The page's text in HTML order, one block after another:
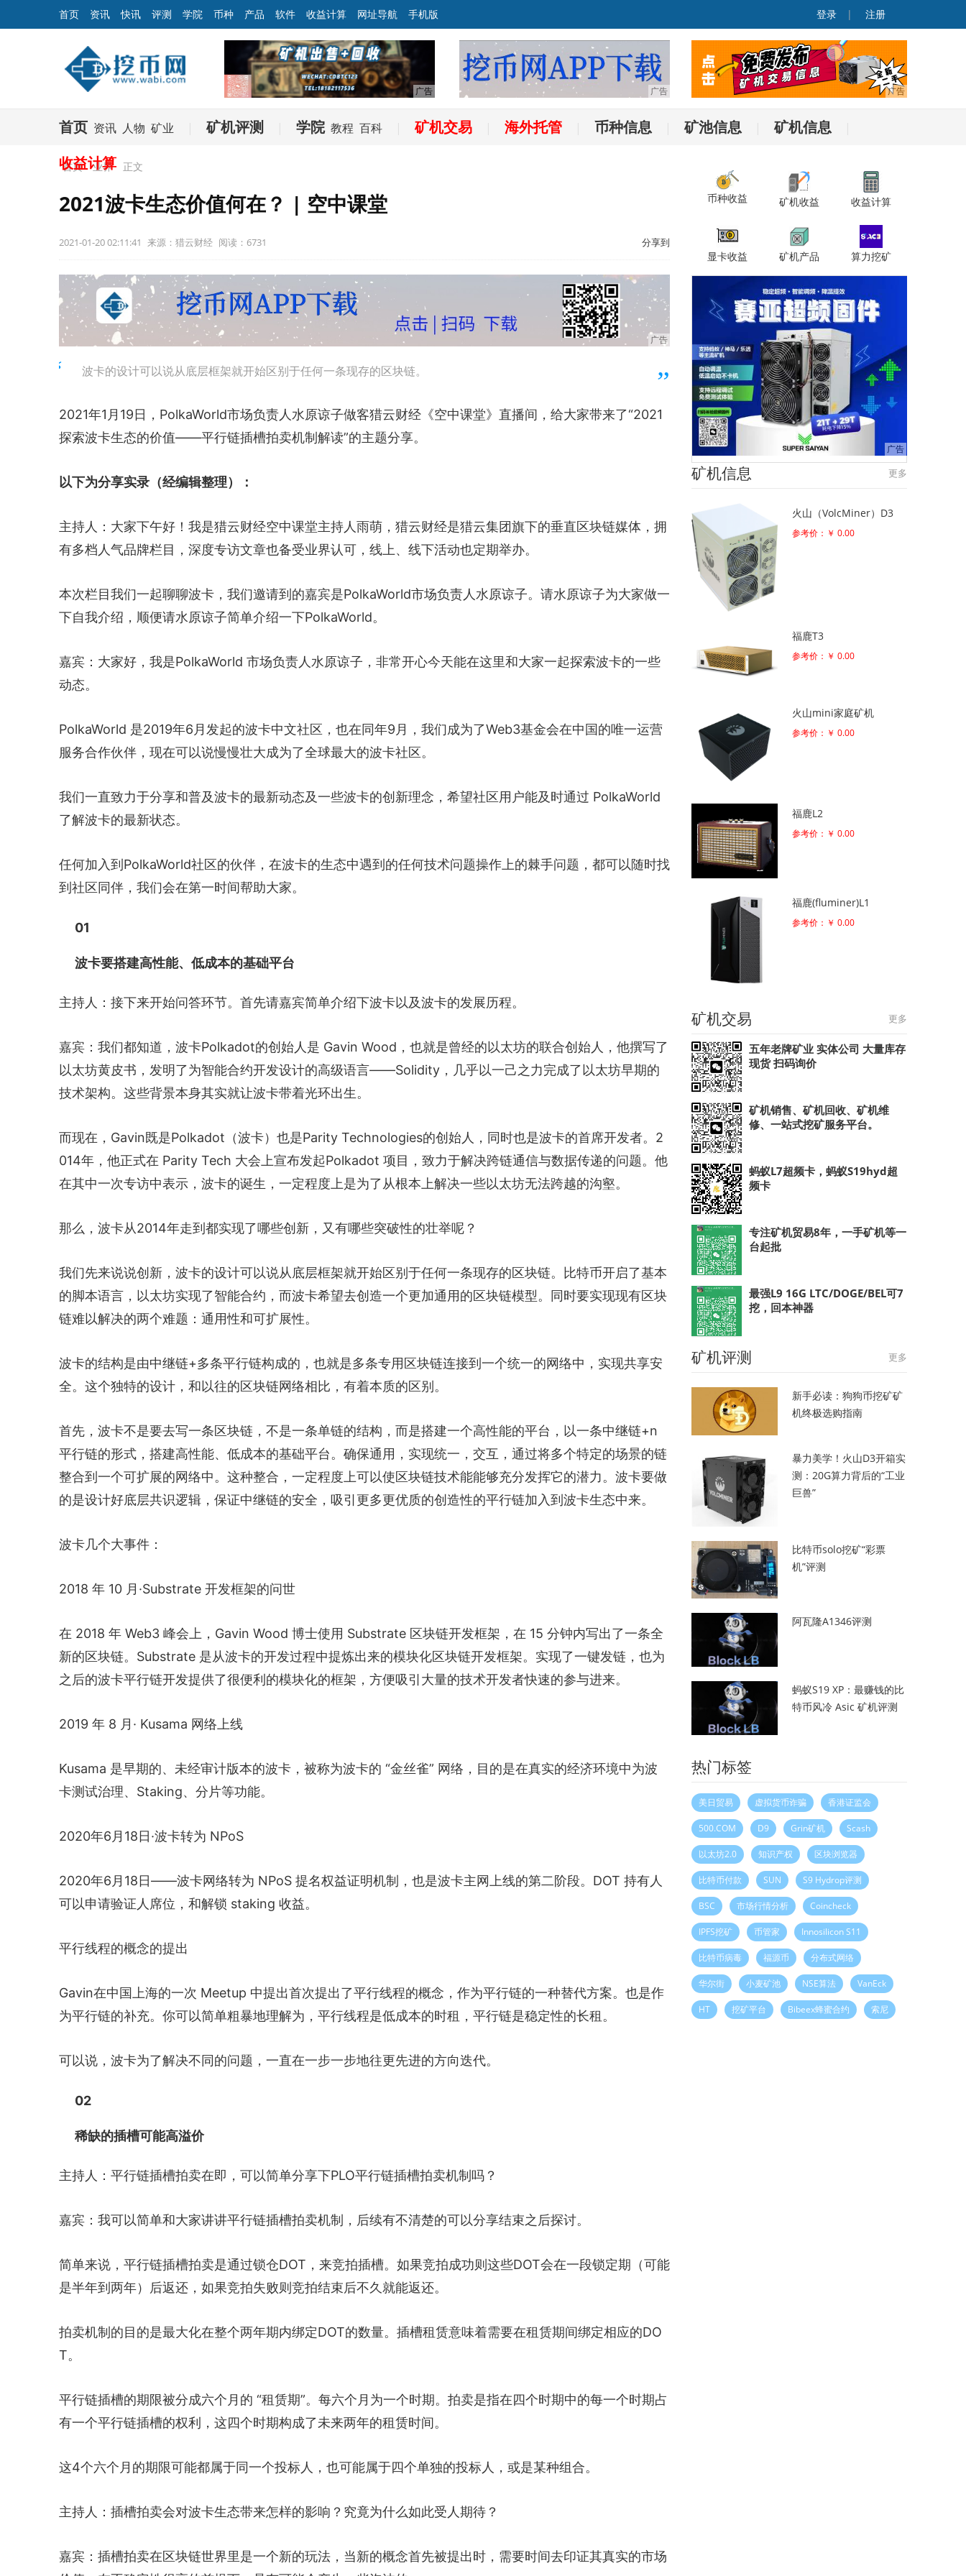
首页 资讯 快讯 评测 学院 币种 产品 软件 收益计算 网址导航 手机版 登录 | 注册
首页 资讯 人物 矿业 矿机评测 学院 教程 百科 矿机交易 海外托管 币种信息 矿池信息 矿机信息
收益计算
首页 业界 正文
2021波卡生态价值何在？ | 空中课堂
2021-01-20 02:11:41 来源：猎云财经 阅读：6731 分享到
波卡的设计可以说从底层框架就开始区别于任何一条现存的区块链。
2021年1月19日，PolkaWorld市场负责人水原谅子做客猎云财经《空中课堂》直播间，给大家带来了“2021
探索波卡生态的价值——平行链插槽拍卖机制解读”的主题分享。
以下为分享实录（经编辑整理）：
主持人：大家下午好！我是猎云财经空中课堂主持人雨萌，猎云财经是猎云集团旗下的垂直区块链媒体，拥
有多档人气品牌栏目，深度专访文章也备受业界认可，线上、线下活动也定期举办。
本次栏目我们一起聊聊波卡，我们邀请到的嘉宾是PolkaWorld市场负责人水原谅子。请水原谅子为大家做一
下自我介绍，顺便请水原谅子简单介绍一下PolkaWorld。
嘉宾：大家好，我是PolkaWorld 市场负责人水原谅子，非常开心今天能在这里和大家一起探索波卡的一些
动态。
PolkaWorld 是2019年6月发起的波卡中文社区，也在同年9月，我们成为了Web3基金会在中国的唯一运营
服务合作伙伴，现在可以说慢慢壮大成为了全球最大的波卡社区。
我们一直致力于分享和普及波卡的最新动态及一些波卡的创新理念，希望社区用户能及时通过 PolkaWorld
了解波卡的最新状态。
任何加入到PolkaWorld社区的伙伴，在波卡的生态中遇到的任何技术问题操作上的棘手问题，都可以随时找
到社区同伴，我们会在第一时间帮助大家。
01
波卡要搭建高性能、低成本的基础平台
主持人：接下来开始问答环节。首先请嘉宾简单介绍下波卡以及波卡的发展历程。
嘉宾：我们都知道，波卡Polkadot的创始人是 Gavin Wood，也就是曾经的以太坊的联合创始人，他撰写了
以太坊黄皮书，发明了为智能合约开发设计的高级语言——Solidity，几乎以一己之力完成了以太坊早期的
技术架构。这些背景本身其实就让波卡带着光环出生。
而现在，Gavin既是Polkadot（波卡）也是Parity Technologies的创始人，同时也是波卡的首席开发者。2
014年，他正式在 Parity Tech 大会上宣布发起Polkadot 项目，致力于解决跨链通信与数据传递的问题。他
在其中一次专访中表示，波卡的诞生，一定程度上是为了从根本上解决一些以太坊无法跨越的沟壑。
那么，波卡从2014年走到都实现了哪些创新，又有哪些突破性的壮举呢？
我们先来说说创新，波卡的设计可以说从底层框架就开始区别于任何一条现存的区块链。比特币开启了基本
的脚本语言，以太坊实现了智能合约，而波卡希望去创造一个更加通用的区块链模型。同时要实现现有区块
链难以解决的两个难题：通用性和可扩展性。
波卡的结构是由中继链+多条平行链构成的，也就是多条专用区块链连接到一个统一的网络中，实现共享安
全。这个独特的设计，和以往的区块链网络相比，有着本质的区别。
首先，波卡不是要去写一条区块链，不是一条单链的结构，而是搭建一个高性能的平台，以一条中继链+n
平行链的形式，搭建高性能、低成本的基础平台。确保通用，实现统一，交互，通过将多个特定的场景的链
整合到一个可扩展的网络中。这种整合，一定程度上可以使区块链技术能能够充分发挥它的潜力。波卡要做
的是设计好底层共识逻辑，保证中继链的安全，吸引更多更优质的创造性的平行链加入到波卡生态中来。
波卡几个大事件：
2018 年 10 月·Substrate 开发框架的问世
在 2018 年 Web3 峰会上，Gavin Wood 博士使用 Substrate 区块链开发框架，在 15 分钟内写出了一条全
新的区块链。Substrate 是从波卡的开发过程中提炼出来的模块化区块链开发框架。实现了一键发链，也为
之后的波卡平行链开发提供了很便利的模块化的框架，方便吸引大量的技术开发者快速的参与进来。
2019 年 8 月· Kusama 网络上线
Kusama 是早期的、未经审计版本的波卡，被称为波卡的 “金丝雀” 网络，目的是在真实的经济环境中为波
卡测试治理、Staking、分片等功能。
2020年6月18日·波卡转为 NPoS
2020年6月18日——波卡网络转为 NPoS 提名权益证明机制，也是波卡主网上线的第二阶段。DOT 持有人
可以申请验证人席位，和解锁 staking 收益。
平行线程的概念的提出
Gavin在中国上海的一次 Meetup 中提出首次提出了平行线程的概念，作为平行链的一种替代方案。也是作
为平行链的补充。你可以简单粗暴地理解为，平行线程是低成本的时租，平行链是稳定性的长租。
可以说，波卡为了解决不同的问题，一直在一步一步地往更先进的方向迭代。
02
稀缺的插槽可能高溢价
主持人：平行链插槽拍卖在即，可以简单分享下PLO平行链插槽拍卖机制吗？
嘉宾：我可以简单和大家讲讲平行链插槽拍卖机制，后续有不清楚的可以分享结束之后探讨。
简单来说，平行链插槽拍卖是通过锁仓DOT，来竞拍插槽。如果竞拍成功则这些DOT会在一段锁定期（可能
是半年到两年）后返还，如果竞拍失败则竞拍结束后不久就能返还。
拍卖机制的目的是最大化在整个两年期内绑定DOT的数量。插槽租赁意味着需要在租赁期间绑定相应的DO
T。
平行链插槽的期限被分成六个月的 “租赁期”。每六个月为一个时期。拍卖是指在四个时期中的每一个时期占
有一个平行链插槽的权利，这四个时期构成了未来两年的租赁时间。
这4个六个月的期限可能都属于同一个投标人，也可能属于四个单独的投标人，或是某种组合。
主持人：插槽拍卖会对波卡生态带来怎样的影响？究竟为什么如此受人期待？
嘉宾：插槽拍卖在区块链世界里是一个新的玩法，当新的概念首先被提出时，需要时间去印证其真实的市场
币种收益 矿机收益 收益计算
显卡收益 矿机产品 算力挖矿
更多
矿机信息
火山（VolcMiner）D3
参考价：￥ 0.00
福鹿T3
参考价：￥ 0.00
火山mini家庭矿机
参考价：￥ 0.00
福鹿L2
参考价：￥ 0.00
福鹿(fluminer)L1
参考价：￥ 0.00
更多
矿机交易
五年老牌矿业 实体公司 大量库存
现货 扫码询价
矿机销售、矿机回收、矿机维
修、一站式挖矿服务平台。
蚂蚁L7超频卡，蚂蚁S19hyd超
频卡
专注矿机贸易8年，一手矿机等一
台起批
最强L9 16G LTC/DOGE/BEL可7
挖，回本神器
更多
矿机评测
新手必读：狗狗币挖矿矿
机终极选购指南
暴力美学！火山D3开箱实
测：20G算力背后的“工业
巨兽”
比特币solo挖矿“彩票
机”评测
阿瓦隆A1346评测
蚂蚁S19 XP：最赚钱的比
特币风冷 Asic 矿机评测
热门标签
美日贸易 虚拟货币诈骗 香港证监会
500.COM D9 Grin矿机 Scash
以太坊2.0 知识产权 区块浏览器
比特币付款 SUN S9 Hydrop评测
BSC 市场行情分析 Coincheck
IPFS挖矿 币管家 Innosilicon S11
比特币病毒 福源币 分布式网络
华尔街 小麦矿池 NSE算法 VanEck
HT 挖矿平台 Bibeex蜂蜜合约 索尼